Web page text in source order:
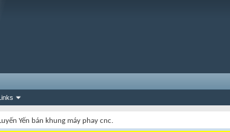
Yến bán khung máy phay cnc.